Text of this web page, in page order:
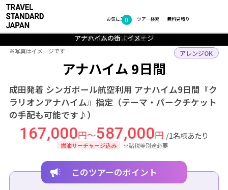
お気に入り
0 無料見積り
ツアー検索
アメリカ アナハイム ツアー詳細
アナハイム 9日間
成田発着 シンガポール航空利用 アナハイム9日間『ク
ラリオンアナハイム』指定（テーマ・パークチケット
の手配も可能です♪）
アレンジOK
167,000円～587,000円 /1名様あたり
燃油サーチャージ込み ※諸税等別途必要
アナハイムの街 イメージ
アナハイムの夕暮れ
カリフォルニアの空
アナハイムへようこそ
アナハイムの街 イメージ
フォトギャラリー
※写真はイメージです
※写真はイメージです
このツアーのポイント